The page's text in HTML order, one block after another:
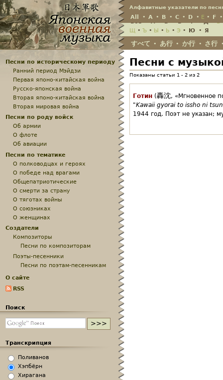
Алфавитные указатели по
All • A • B • C • D • E • F
Всё•А•Б•В•Г•Д•Е
Щ • Ъ • Ы • Ь • Э • Ю • Я
すべて • あ行 • か行 • さ行
Песни с
Показаны статьи 1 - 2 из 2
Готин (轟沈, «Мгновенное
"Kawaii gyorai to issho ni
1944 год. Поэт не указан;
Песни по историческому периоду
Ранний период Мэйдзи
Первая японо-китайская война
Русско-японская война
Вторая японо-китайская война
Вторая мировая война
Песни по роду войск
Об армии
О флоте
Об авиации
Песни по тематике
О полководцах и героях
О победе над врагами
Общепатриотические
О смерти за страну
О тяготах войны
О союзниках
О женщинах
Создатели
Композиторы
Песни по композиторам
Поэты-песенники
Песни по поэтам-песенникам
О сайте
RSS
Поиск
Транскрипция
Поливанов
Хэпбёрн
Хирагана